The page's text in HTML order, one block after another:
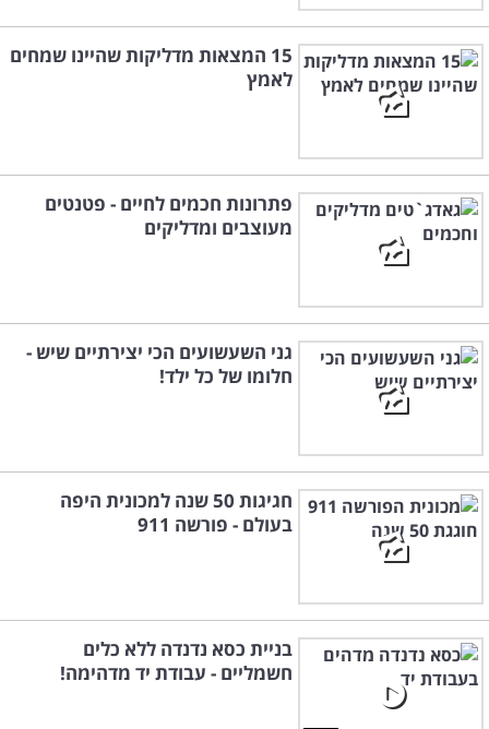
15 המצאות מדליקות שהיינו שמחים
לאמץ
פתרונות חכמים לחיים - פטנטים
מעוצבים ומדליקים
גני השעשועים הכי יצירתיים שיש -
חלומו של כל ילד!
חגיגות 50 שנה למכונית היפה
בעולם - פורשה 911
בניית כסא נדנדה ללא כלים
חשמליים - עבודת יד מדהימה!